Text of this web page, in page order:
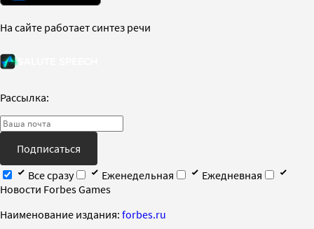
На сайте работает синтез речи
Рассылка:
Подписаться
Все сразу
Еженедельная
Ежедневная
Новости Forbes Games
Наименование издания: forbes.ru